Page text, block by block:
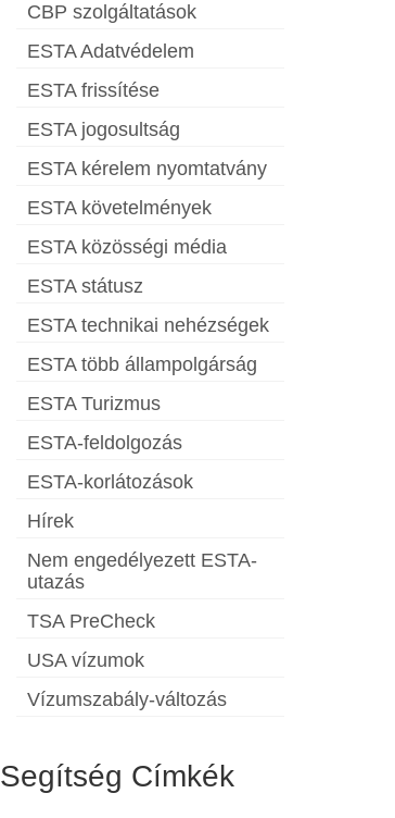
CBP szolgáltatások
ESTA Adatvédelem
ESTA frissítése
ESTA jogosultság
ESTA kérelem nyomtatvány
ESTA követelmények
ESTA közösségi média
ESTA státusz
ESTA technikai nehézségek
ESTA több állampolgárság
ESTA Turizmus
ESTA-feldolgozás
ESTA-korlátozások
Hírek
Nem engedélyezett ESTA-
utazás
TSA PreCheck
USA vízumok
Vízumszabály-változás
Segítség Címkék